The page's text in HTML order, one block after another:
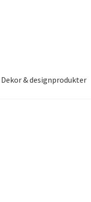
Dekor & designprodukter